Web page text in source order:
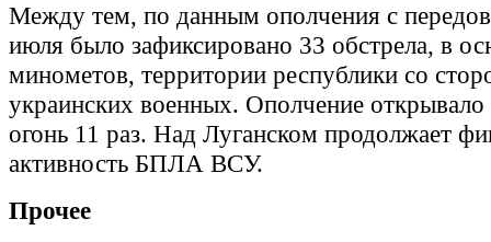
Между тем, по данным ополчения с
июля было зафиксировано 33 обстрела, в
минометов, территории республики со
украинских военных. Ополчение открывало
огонь 11 раз. Над Луганском продолжает
активность БПЛА ВСУ.
Прочее